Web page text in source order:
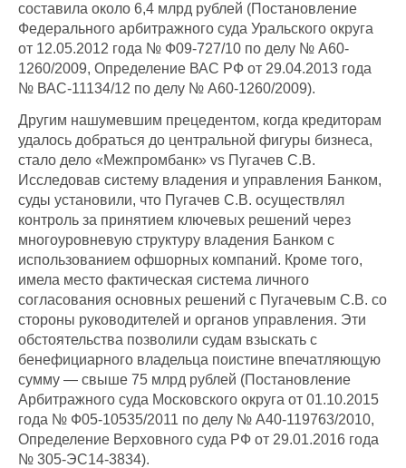
составила около 6,4 млрд рублей (Постановление
Федерального арбитражного суда Уральского округа
от 12.05.2012 года № Ф09-727/10 по делу № А60-
1260/2009, Определение ВАС РФ от 29.04.2013 года
№ ВАС-11134/12 по делу № А60-1260/2009).
Другим нашумевшим прецедентом, когда кредиторам
удалось добраться до центральной фигуры бизнеса,
стало дело «Межпромбанк» vs Пугачев С.В.
Исследовав систему владения и управления Банком,
суды установили, что Пугачев С.В. осуществлял
контроль за принятием ключевых решений через
многоуровневую структуру владения Банком с
использованием офшорных компаний. Кроме того,
имела место фактическая система личного
согласования основных решений с Пугачевым С.В. со
стороны руководителей и органов управления. Эти
обстоятельства позволили судам взыскать с
бенефициарного владельца поистине впечатляющую
сумму — свыше 75 млрд рублей (Постановление
Арбитражного суда Московского округа от 01.10.2015
года № Ф05-10535/2011 по делу № А40-119763/2010,
Определение Верховного суда РФ от 29.01.2016 года
№ 305-ЭС14-3834).